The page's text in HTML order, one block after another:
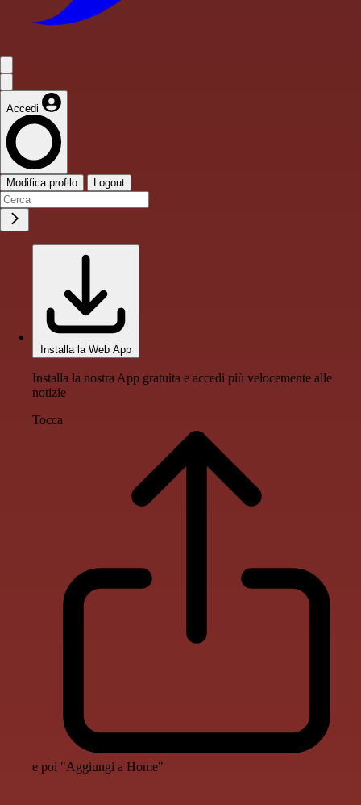
Accedi
Modifica profilo Logout
Installa la Web App
Installa la nostra App gratuita e accedi più velocemente alle
notizie
Tocca
e poi "Aggiungi a Home"